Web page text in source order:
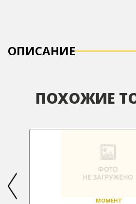
ОПИСАНИЕ
ПОХОЖИЕ
МОМЕНТ